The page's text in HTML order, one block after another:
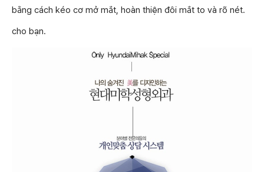
bằng cách kéo cơ mở mắt, hoàn thiện đôi mắt to và rõ nét.
cho bạn.